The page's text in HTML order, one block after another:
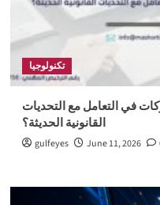
تكنولوجيا
في التعامل مع التحديات
القانونية الحديثة؟
gulfeyes June 11, 2026